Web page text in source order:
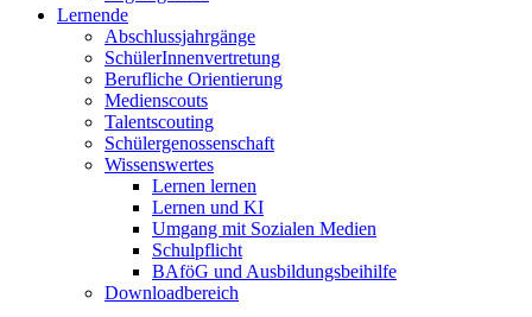
Lernende
Abschlussjahrgänge
SchülerInnenvertretung
Berufliche Orientierung
Medienscouts
Talentscouting
Schüler­genossen­schaft
Wissenswertes
Lernen lernen
Lernen und KI
Umgang mit Sozialen Medien
Schulpflicht
BAföG und Ausbildungsbeihilfe
Downloadbereich